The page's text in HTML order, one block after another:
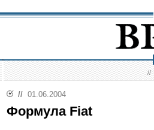
//
// 01.06.2004
Формула Fiat